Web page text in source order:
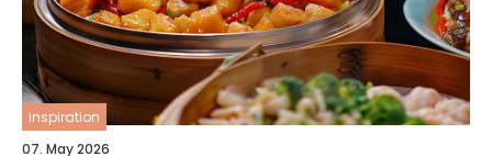
inspiration
07. May 2026